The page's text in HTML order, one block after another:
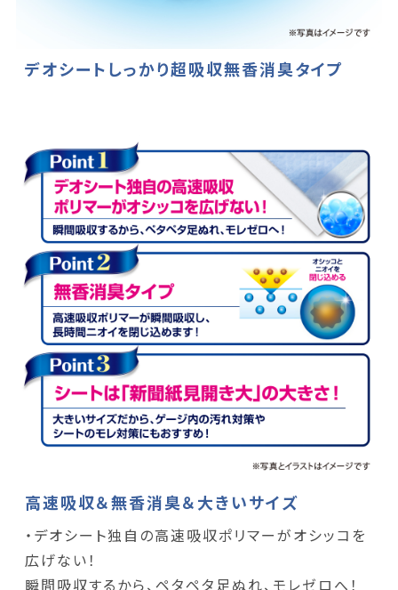
デオシートしっかり超吸収無香消臭タイプ
高速吸収＆無香消臭＆大きいサイズ
・デオシート独自の高速吸収ポリマーがオシッコを
広げない！
瞬間吸収するから、ペタペタ足ぬれ、モレゼロへ！